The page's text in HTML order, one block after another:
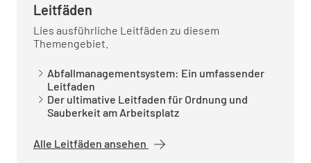
Leitfäden
Lies ausführliche Leitfäden zu diesem
Themengebiet.
Abfallmanagementsystem: Ein umfassender
Leitfaden
Der ultimative Leitfaden für Ordnung und
Sauberkeit am Arbeitsplatz
Alle Leitfäden ansehen